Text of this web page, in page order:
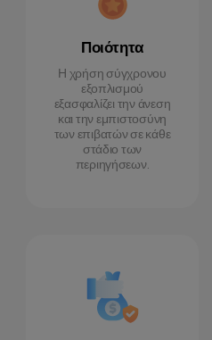
Ποιότητα
Η χρήση σύγχρονου
εξοπλισμού
εξασφαλίζει την άνεση
και την εμπιστοσύνη
των επιβατών σε κάθε
στάδιο των
περιηγήσεων.